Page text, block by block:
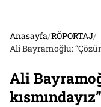
Anasayfa/RÖPORTAJ/
Ali Bayramoğlu:
Ali
kısmındayız”